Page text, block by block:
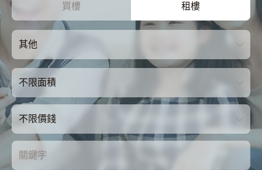
買樓 租樓
其他
不限面積
不限價錢